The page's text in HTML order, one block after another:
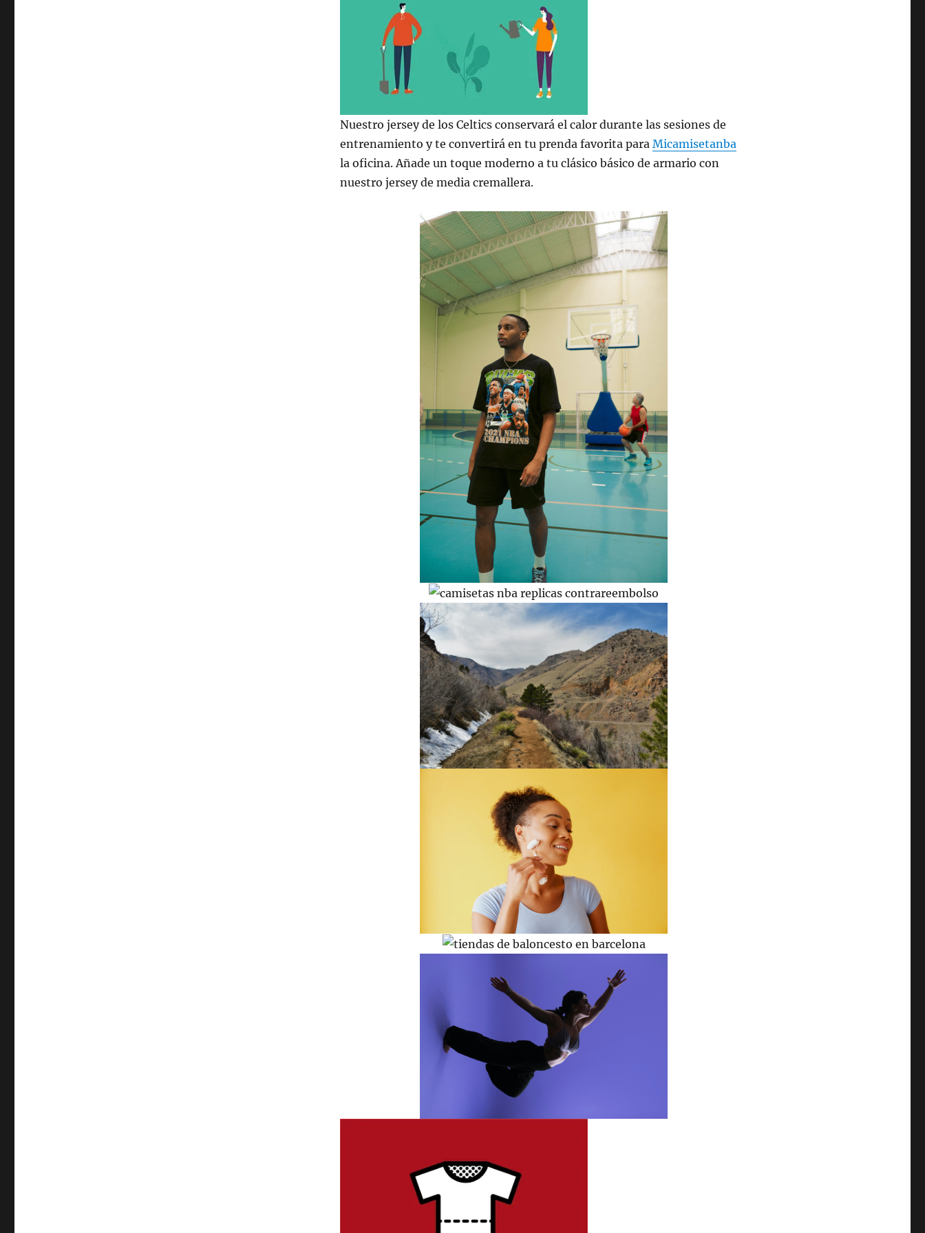
Nuestro jersey de los Celtics conservará el calor durante las sesiones de
entrenamiento y te convertirá en tu prenda favorita paraMicamisetanba
la oficina. Añade un toque moderno a tu clásico básico de armario con
nuestro jersey de media cremallera.